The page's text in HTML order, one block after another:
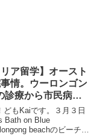
リア留学】オースト
情。ウーロンゴン
診療から市民病院
流れとかかった費
どもKaiです。３月３日
Bath on Blue
beachのビーチ沿